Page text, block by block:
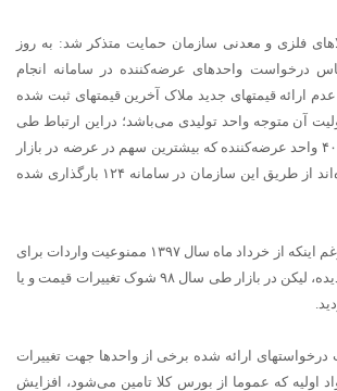
فلزی و معدنی سازمان حمایت متذکر شد: به روز
درخواست واحدهای عرضه‌کننده در سامانه انجام
ارائه قیمتهای جدید ملاک آخرین قیمتهای ثبت شده
آن متوجه واحد تولیدی می‌باشد؛ دراین ارتباط طی
سال ۱۳۹۸ قیمت حدود ۴۰ واحد عرضه‌کننده که بیشترین سهم در عرضه در بازار
را به خود اختصاص داده‌اند از طریق این سازمان در سامانه ۱۲۴ بارگذاری شده
لازم به ذکر است علی رغم اینکه از خرداد ماه سال ۱۳۹۷ ممنوعیت واردات برای
لوازم خانگی اعمال گردیده، لیکن در بازار طی سال ۹۸ شوک تغییرات قیمت و یا
نیز حسب درخواستهای ارائه شده برخی از واحدها جهت تغییرات
اولیه که عموما از بورس کلا تامین می‌شود، افزایش